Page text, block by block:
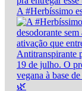
A #Herbíssimo